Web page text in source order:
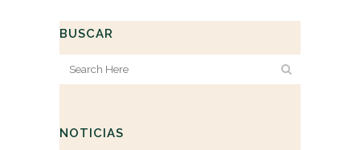
BUSCAR
NOTICIAS